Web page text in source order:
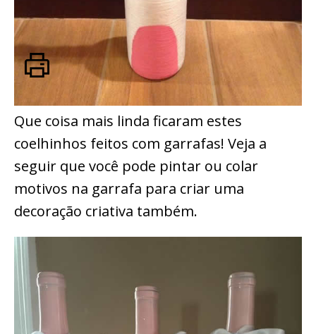
Que coisa mais linda ficaram estes
coelhinhos feitos com garrafas! Veja a
seguir que você pode pintar ou colar
motivos na garrafa para criar uma
decoração criativa também.